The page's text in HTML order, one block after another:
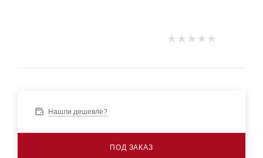
Нашли дешевле?
ПОД ЗАКАЗ